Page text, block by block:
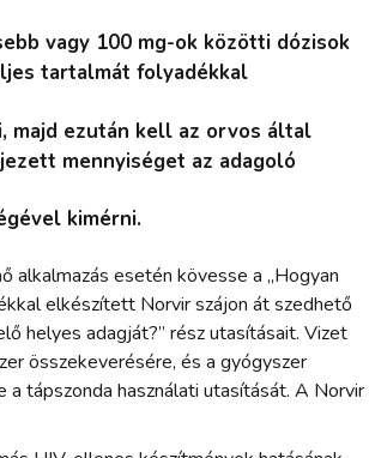
vagy 100 mg-ok közötti dózisok
tartalmát folyadékkal
majd ezután kell az orvos által
mennyiséget az adagoló
kimérni.
alkalmazás esetén kövesse a „Hogyan
elkészített Norvir szájon át szedhető
helyes adagját?” rész utasításait. Vizet
összekeverésére, és a gyógyszer
a tápszonda használati utasítását. A Norvir